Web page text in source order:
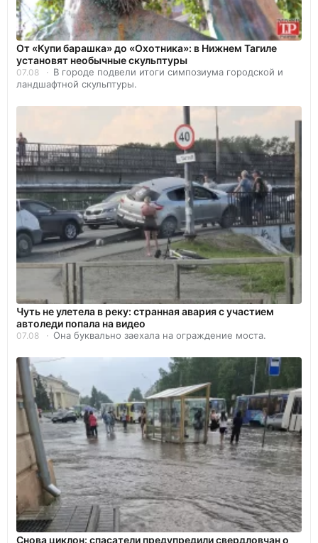
От «Купи барашка» до «Охотника»: в Нижнем Тагиле
установят необычные скульптуры
07.08
В городе подвели итоги симпозиума городской и
ландшафтной скульптуры.
Чуть не улетела в реку: странная авария с участием
автоледи попала на видео
07.08 Она буквально заехала на ограждение моста.
Снова циклон: спасатели предупредили свердловчан о